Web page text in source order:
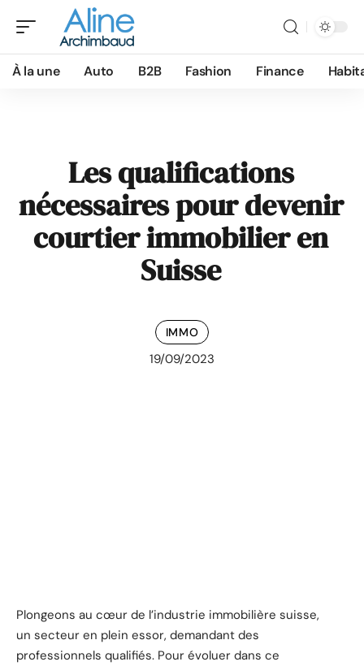
À la une Auto B2B Fashion Finance
Les qualifications
nécessaires pour devenir
courtier immobilier en
Suisse
IMMO
19/09/2023
Plongeons au cœur de l’industrie immobilière suisse,
un secteur en plein essor, demandant des
professionnels qualifiés. Pour évoluer dans ce